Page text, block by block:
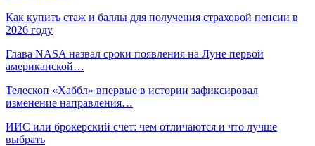
Как купить стаж и баллы для получения страховой пенсии в
2026 году
Глава NASA назвал сроки появления на Луне первой
американской…
Телескоп «Хаббл» впервые в истории зафиксировал
изменение направления…
ИИС или брокерский счет: чем отличаются и что лучше
выбрать